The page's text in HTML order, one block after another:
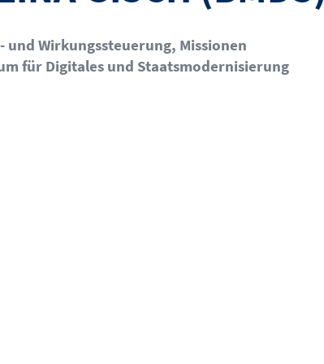
und Wirkungssteuerung, Missionen
für Digitales und Staatsmodernisierung